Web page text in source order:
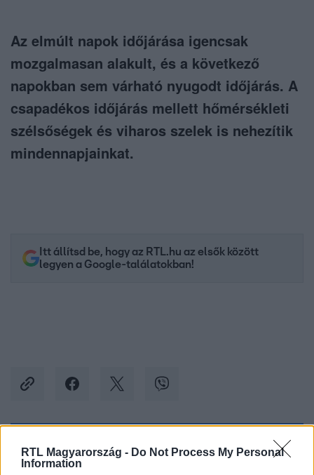
RTL Magyarország - Do Not Process My Personal
Information
Az elmúlt napok időjárása igencsak
mozgalmasan alakult, és a következő
napokban sem várható nyugodt időjárás. A
csapadékos időjárás mellett hőmérsékleti
szélsőségek és viharos szelek is nehezítik
mindennapjainkat.
Itt állítsd be, hogy az RTL.hu az elsők között
legyen a Google-találatokban!
Kövess minket, és értesülj a friss hírekről a
Facebookon is!